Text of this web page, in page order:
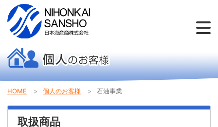
個人のお客様
法人のお客様
会社概要
採用情報
新着情報
お問い合わせ
HOME 個人のお客様 石油事業
取扱商品